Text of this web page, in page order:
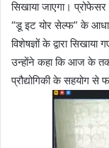
सिखाया जाएगा। प्रोफेसर
“डू इट योर सेल्फ” के
विशेषज्ञों के द्वारा
उन्होंने कहा कि आज के
प्रौद्योगिकी के सहयोग से